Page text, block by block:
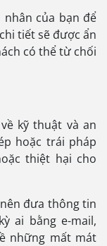
của bạn để
tiết sẽ được ẩn
có thể từ chối
kỹ thuật và an
hoặc trái pháp
thiệt hại cho
đưa thông tin
ai bằng e-mail,
những mất mát